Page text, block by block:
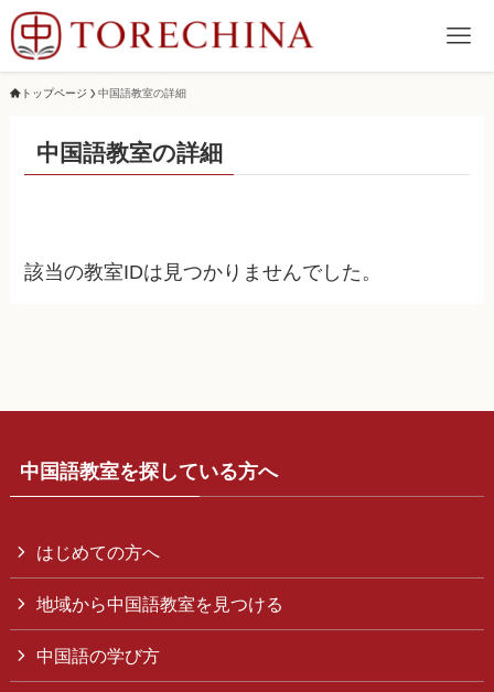
トップページ 中国語教室の詳細
中国語教室の詳細
該当の教室IDは見つかりませんでした。
中国語教室を探している方へ
はじめての方へ
地域から中国語教室を見つける
中国語の学び方